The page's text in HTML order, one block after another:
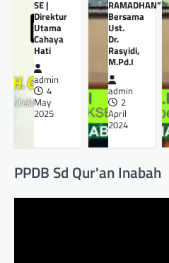
SE |
Direktur
Utama
Cahaya
Hati
admin
4
May
2025
RAMADHAN”
Bersama
Ust.
Dr.
Rasyidi,
M.Pd.I
admin
2
April
2024
PPDB Sd Qur'an Inabah